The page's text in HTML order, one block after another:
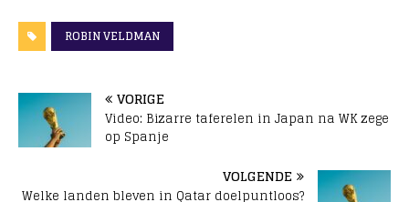
ROBIN VELDMAN
VORIGE
Video: Bizarre taferelen in Japan na WK zege
op Spanje
VOLGENDE
Welke landen bleven in Qatar doelpuntloos?